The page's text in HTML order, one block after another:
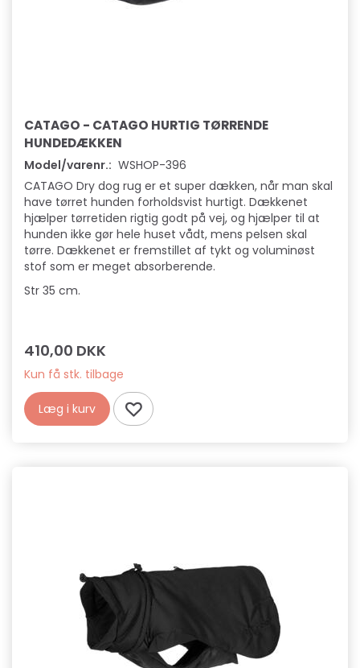
CATAGO - CATAGO HURTIG TØRRENDE
HUNDEDÆKKEN
Model/varenr.: WSHOP-396
CATAGO Dry dog rug er et super dækken, når man skal
have tørret hunden forholdsvist hurtigt. Dækkenet
hjælper tørretiden rigtig godt på vej, og hjælper til at
hunden ikke gør hele huset vådt, mens pelsen skal
tørre. Dækkenet er fremstillet af tykt og voluminøst
stof som er meget absorberende.
Str 35 cm.
410,00 DKK
Kun få stk. tilbage
Læg i kurv